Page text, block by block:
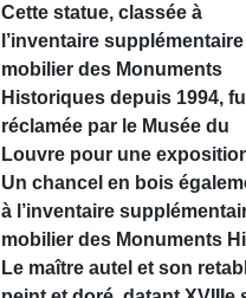
Cette statue, classée à
l’inventaire
mobilier des Monuments
Historiques depuis 1994,
réclamée par le Musée du
Louvre pour une
Un chancel en bois
à l’inventaire
mobilier des Monuments
Le maître autel et son